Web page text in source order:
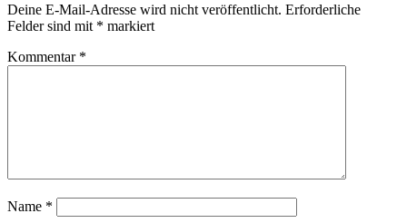
Deine E-Mail-Adresse wird nicht veröffentlicht. Erforderliche
Felder sind mit * markiert
Kommentar *
Name *